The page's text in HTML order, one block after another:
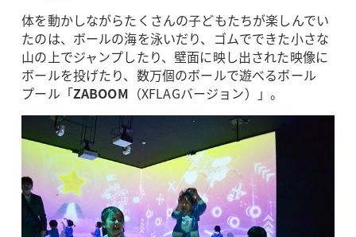
体を動かしながらたくさんの子どもたちが楽しんでい
たのは、ボールの海を泳いだり、ゴムでできた小さな
山の上でジャンプしたり、壁面に映し出された映像に
ボールを投げたり、数万個のボールで遊べるボール
プール「ZABOOM （XFLAGバージョン）」。